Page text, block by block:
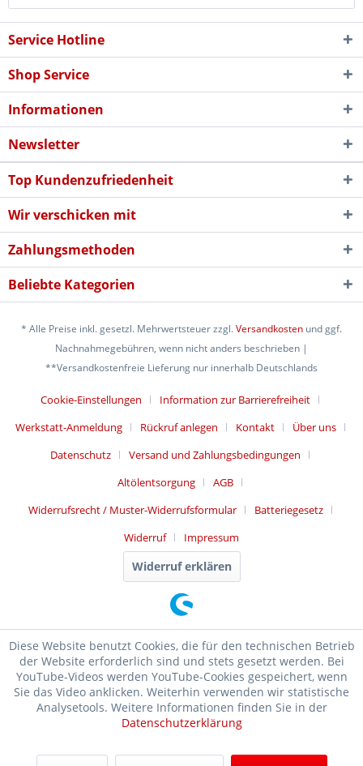
Service Hotline
Shop Service
Informationen
Newsletter
Top Kundenzufriedenheit
Wir verschicken mit
Zahlungsmethoden
Beliebte Kategorien
* Alle Preise inkl. gesetzl. Mehrwertsteuer zzgl.Versandkosten und ggf.
Nachnahmegebühren, wenn nicht anders beschrieben |
**Versandkostenfreie Lieferung nur innerhalb Deutschlands
Cookie-Einstellungen
Information zur Barrierefreiheit
Werkstatt-Anmeldung
Rückruf anlegen Kontakt
Über uns
Datenschutz
Versand und Zahlungsbedingungen
Altölentsorgung
AGB
Widerrufsrecht / Muster-Widerrufsformular
Batteriegesetz
Widerruf
Impressum
Widerruf erklären
Diese Website benutzt Cookies, die für den technischen Betrieb
der Website erforderlich sind und stets gesetzt werden. Bei
YouTube-Videos werden YouTube-Cookies gespeichert, wenn
Sie das Video anklicken. Weiterhin verwenden wir statistische
Analysetools. Weitere Informationen finden Sie in der
Datenschutzerklärung
SEHR GUT (4.99 / 5)